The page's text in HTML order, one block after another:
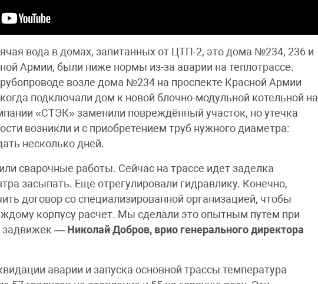
вода в домах, запитанных от ЦТП-2, это дома №234, 236 и
Армии, были ниже нормы из-за аварии на теплотрассе.
возле дома №234 на проспекте Красной Армии
подключали дом к новой блочно-модульной котельной на
«СТЭК» заменили повреждённый участок, но утечка
возникли и с приобретением труб нужного диаметра:
несколько дней.
сварочные работы. Сейчас на трассе идет заделка
засыпать. Еще отрегулировали гидравлику. Конечно,
договор со специализированной организацией, чтобы
корпусу расчет. Мы сделали это опытным путем при
задвижек — Николай Добров, врио генерального директора
аварии и запуска основной трассы температура